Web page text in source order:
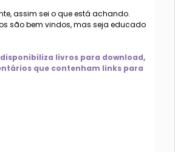
assim sei o que está achando.
são bem vindos, mas seja educado
disponibiliza livros para download,
que contenham links para